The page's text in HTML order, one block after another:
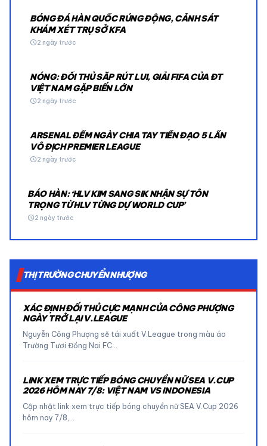
BÓNG ĐÁ HÀN QUỐC RÚNG ĐỘNG, CẢNH SÁT
KHÁM XÉT TRỤ SỞ KFA
schedule2 ngày trước
NÓNG: ĐỐI THỦ SẮP RÚT LUI, GIẢI FIFA CỦA ĐT
VIỆT NAM GẶP BIẾN LỚN
schedule2 ngày trước
ARSENAL ĐẾM NGÀY CHIA TAY TIỀN ĐẠO 5 LẦN
VÔ ĐỊCH PREMIER LEAGUE
schedule2 ngày trước
BÁO HÀN: ‘HLV KIM SANG SIK NHẬN SỰ TÔN
TRỌNG TỪ HLV TỪNG DỰ WORLD CUP’
schedule2 ngày trước
THỊ TRƯỜNG CHUYỂN NHƯỢNG
XÁC ĐỊNH ĐỐI THỦ CỰC MẠNH CỦA CÔNG PHƯỢNG
NGÀY TRỞ LẠI V.LEAGUE
Nguyễn Công Phượng sẽ tái xuất V.League trong màu áo
Trường Tươi Đồng Nai FC…
LINK XEM TRỰC TIẾP BÓNG CHUYỀN NỮ SEA V.CUP
2026 HÔM NAY 7/8: VIỆT NAM VS INDONESIA
Cập nhật link xem trực tiếp bóng chuyền nữ SEA V.Cup 2026
hôm nay 7/8,…